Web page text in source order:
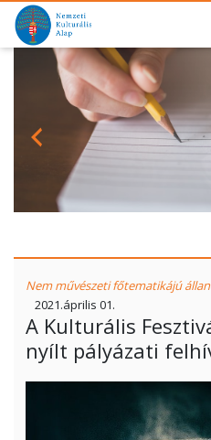
Nem művészeti főtematikájú
2021.április 01.
A Kulturális
nyílt pályázati